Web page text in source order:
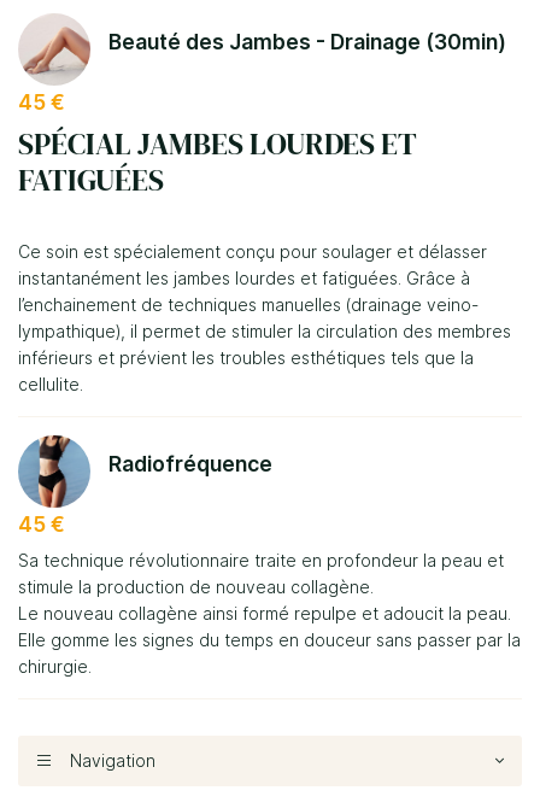
Bienvenue
Diététique
Esthétique
produits
Nos soins
résultats
Avis
Actualités
Contact
Une
Restez
Beauté des Jambes - Drainage (30min)
45 €
SPÉCIAL JAMBES LOURDES ET
FATIGUÉES
Ce soin est spécialement conçu pour soulager et délasser
instantanément les jambes lourdes et fatiguées. Grâce à
l’enchainement de techniques manuelles (drainage veino-
lympathique), il permet de stimuler la circulation des membres
inférieurs et prévient les troubles esthétiques tels que la
cellulite.
Radiofréquence
45 €
Sa technique révolutionnaire traite en profondeur la peau et
stimule la production de nouveau collagène.
Le nouveau collagène ainsi formé repulpe et adoucit la peau.
Elle gomme les signes du temps en douceur sans passer par la
chirurgie.
 Navigation